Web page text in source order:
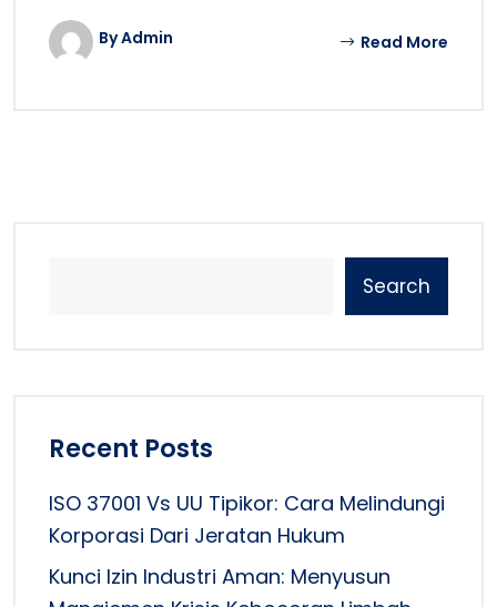
By Admin Read More
Search
Recent Posts
ISO 37001 Vs UU Tipikor: Cara Melindungi
Korporasi Dari Jeratan Hukum
Kunci Izin Industri Aman: Menyusun